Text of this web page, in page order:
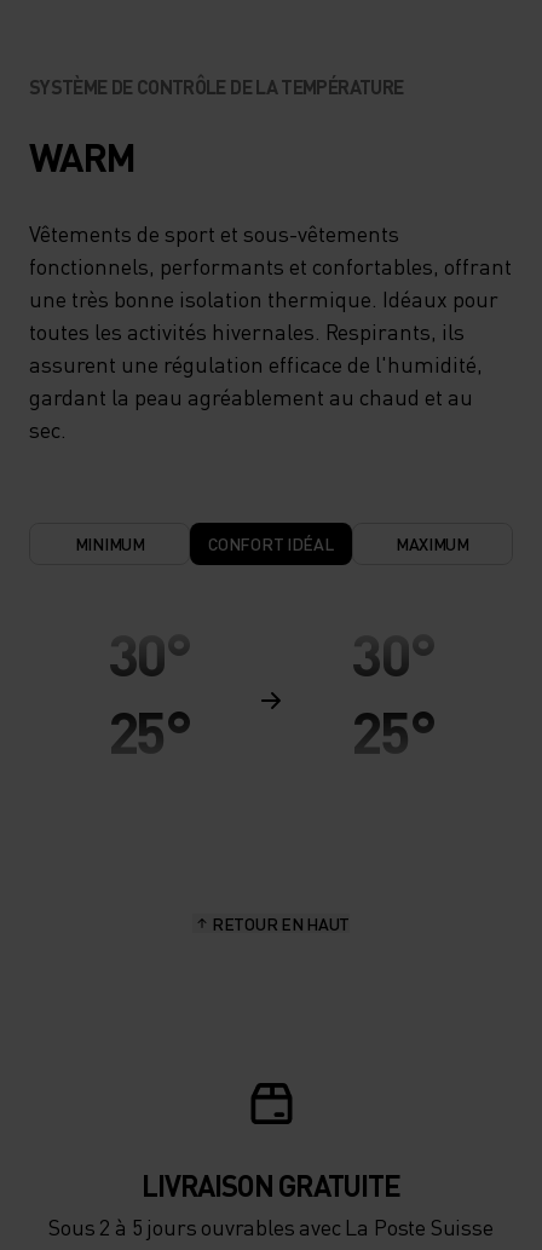
SYSTÈME DE CONTRÔLE DE LA TEMPÉRATURE
WARM
Vêtements de sport et sous-vêtements
fonctionnels, performants et confortables, offrant
une très bonne isolation thermique. Idéaux pour
toutes les activités hivernales. Respirants, ils
assurent une régulation efficace de l'humidité,
gardant la peau agréablement au chaud et au
sec.
MINIMUM CONFORT IDÉAL MAXIMUM
30°
25°
-5°
30°
25°
-5°
RETOUR EN HAUT
LIVRAISON GRATUITE
Sous 2 à 5 jours ouvrables avec La Poste Suisse